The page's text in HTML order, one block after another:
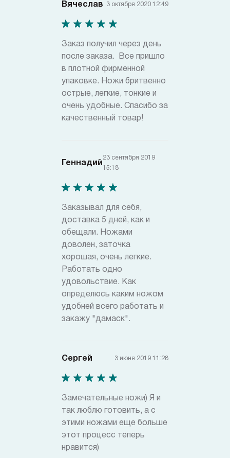
Вячеслав 3 октября 2020 12:49
Заказ получил через день
после заказа. Все пришло
в плотной фирменной
упаковке. Ножи бритвенно
острые, легкие, тонкие и
очень удобные. Спасибо за
качественный товар!
Геннадий
23 сентября 2019
15:18
Заказывал для себя,
доставка 5 дней, как и
обещали. Ножами
доволен, заточка
хорошая, очень легкие.
Работать одно
удовольствие. Как
определюсь каким ножом
удобней всего работать и
закажу "дамаск".
Сергей 3 июня 2019 11:28
Замечательные ножи) Я и
так люблю готовить, а с
этими ножами еще больше
этот процесс теперь
нравится)